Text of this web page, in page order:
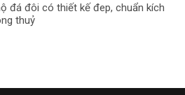
đá đôi có thiết kế đep, chuẩn kích
thuỷ